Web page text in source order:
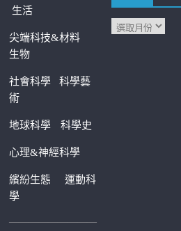
生活
尖端科技&材料
生物
社會科學科學藝
術
地球科學 科學史
心理&神經科學
繽紛生態運動科
學
—————————